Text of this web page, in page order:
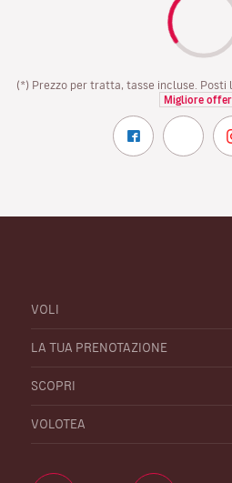
(*) Prezzo per tratta, tasse incluse. Posti
Migliore
VOLI
LA TUA PRENOTAZIONE
SCOPRI
VOLOTEA